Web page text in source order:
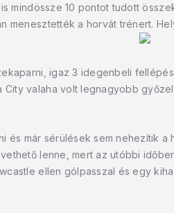
mindössze 10 pontot tudott
menesztették a horvát trénert.
igaz 3 idegenbeli
valaha volt legnagyobb
már sérülések sem nehezítik a
lenne, mert az utóbbi
ellen gólpasszal és egy